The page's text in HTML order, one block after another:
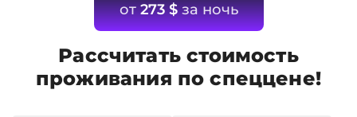
от273 $за ночь
Рассчитать стоимость
проживания по спеццене!